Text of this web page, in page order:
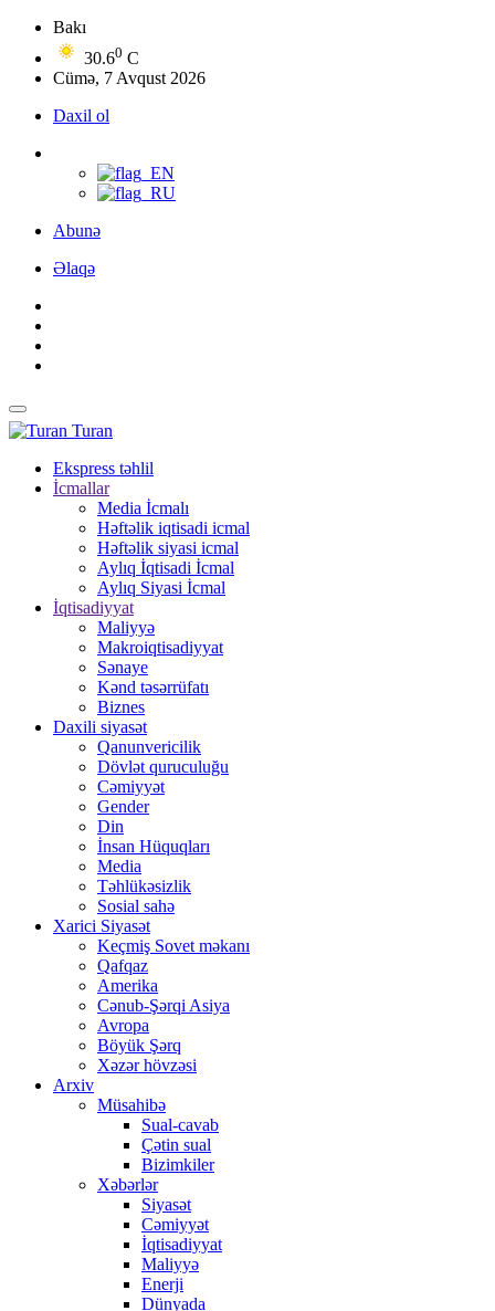
Bakı
30.60 C
Cümə, 7 Avqust 2026
Daxil ol
Abunə
Əlaqə
Turan
Ekspress təhlil
İcmallar
Media İcmalı
Həftəlik iqtisadi icmal
Həftəlik siyasi icmal
Aylıq İqtisadi İcmal
Aylıq Siyasi İcmal
İqtisadiyyat
Maliyyə
Makroiqtisadiyyat
Sənaye
Kənd təsərrüfatı
Biznes
Daxili siyasət
Qanunvericilik
Dövlət quruculuğu
Cəmiyyət
Gender
Din
İnsan Hüquqları
Media
Təhlükəsizlik
Sosial sahə
Xarici Siyasət
Keçmiş Sovet məkanı
Qafqaz
Amerika
Cənub-Şərqi Asiya
Avropa
Böyük Şərq
Xəzər hövzəsi
Arxiv
Müsahibə
Sual-cavab
Çətin sual
Bizimkiler
Xəbərlər
Siyasət
Cəmiyyət
İqtisadiyyat
Maliyyə
Enerji
Dünyada